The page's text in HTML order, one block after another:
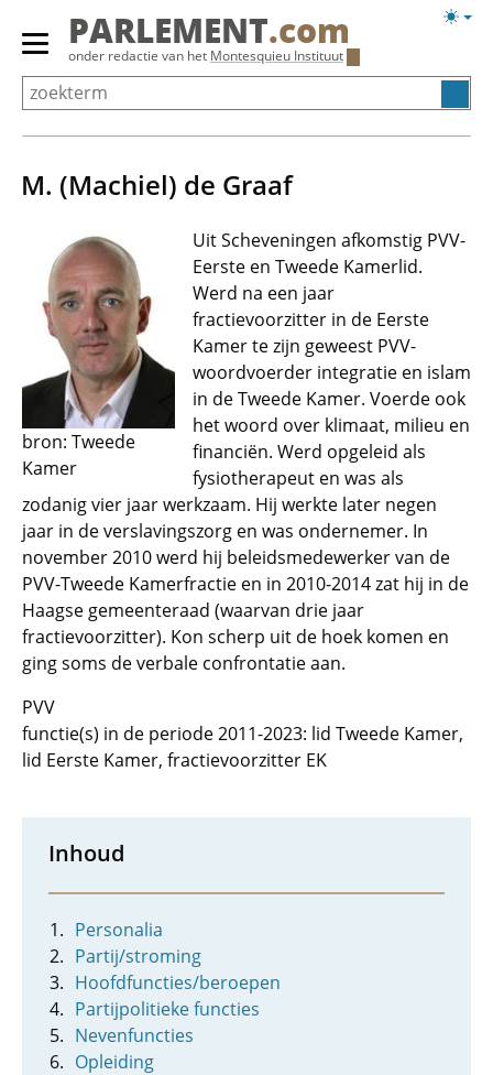
Overslaan
Primair
menu
tonen/verbergen
PARLEMENT.com
onder redactie van het Montesquieu Instituut
M. (Machiel) de Graaf
bron: Tweede
Kamer
Uit Scheveningen afkomstig PVV-
Eerste en Tweede Kamerlid.
Werd na een jaar
fractievoorzitter in de Eerste
Kamer te zijn geweest PVV-
woordvoerder integratie en islam
in de Tweede Kamer. Voerde ook
het woord over klimaat, milieu en
financiën. Werd opgeleid als
fysiotherapeut en was als
zodanig vier jaar werkzaam. Hij werkte later negen
jaar in de verslavingszorg en was ondernemer. In
november 2010 werd hij beleidsmedewerker van de
PVV-Tweede Kamerfractie en in 2010-2014 zat hij in de
Haagse gemeenteraad (waarvan drie jaar
fractievoorzitter). Kon scherp uit de hoek komen en
ging soms de verbale confrontatie aan.
PVV
functie(s) in de periode 2011-2023: lid Tweede Kamer,
lid Eerste Kamer, fractievoorzitter EK
Inhoud
Personalia
Partij/stroming
Hoofdfuncties/beroepen
Partijpolitieke functies
Nevenfuncties
Opleiding